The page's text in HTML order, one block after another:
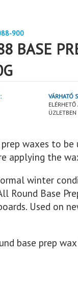
900
BASE
VÁRHATÓ
ELÉRHETŐ
ÜZLETBEN
prep waxes to be
applying the
winter
Round Base
Used on
base prep